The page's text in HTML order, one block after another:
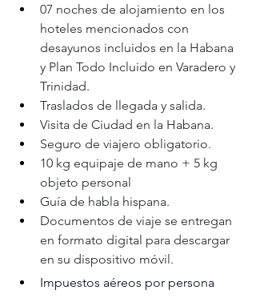
07 noches de alojamiento en los
hoteles mencionados con
desayunos incluidos en la Habana
y Plan Todo Incluido en Varadero y
Trinidad.
Traslados de llegada y salida.
Visita de Ciudad en la Habana.
Seguro de viajero obligatorio.
10 kg equipaje de mano + 5 kg
objeto personal
Guía de habla hispana.
Documentos de viaje se entregan
en formato digital para descargar
en su dispositivo móvil.
Impuestos aéreos por persona